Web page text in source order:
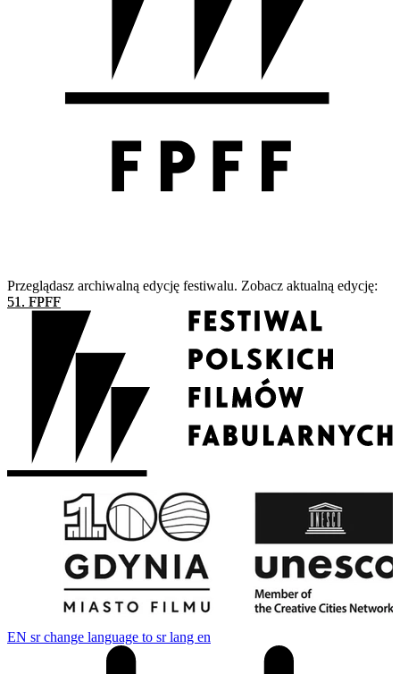
Przeglądasz archiwalną edycję festiwalu. Zobacz aktualną edycję:
51. FPFF
EN sr change language to sr lang en